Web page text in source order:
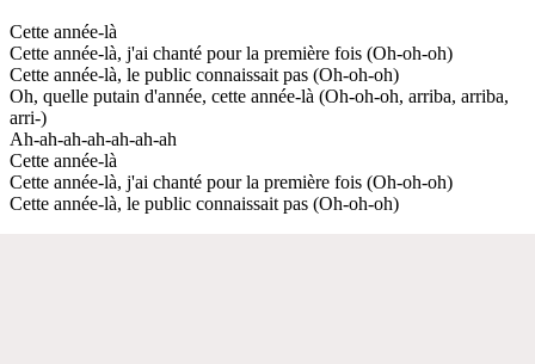
Cette année-là
Cette année-là, j'ai chanté pour la première fois (Oh-oh-oh)
Cette année-là, le public connaissait pas (Oh-oh-oh)
Oh, quelle putain d'année, cette année-là (Oh-oh-oh, arriba, arriba,
arri-)
Ah-ah-ah-ah-ah-ah-ah
Cette année-là
Cette année-là, j'ai chanté pour la première fois (Oh-oh-oh)
Cette année-là, le public connaissait pas (Oh-oh-oh)